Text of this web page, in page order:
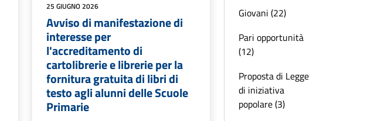
25 GIUGNO 2026
Avviso di manifestazione di
interesse per
l'accreditamento di
cartolibrerie e librerie per la
fornitura gratuita di libri di
testo agli alunni delle Scuole
Primarie
Giovani (22)
Pari opportunità
(12)
Proposta di Legge
di iniziativa
popolare (3)